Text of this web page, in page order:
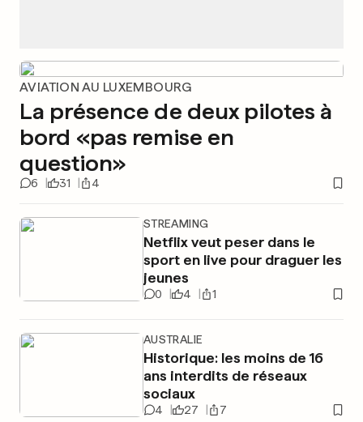
AVIATION AU LUXEMBOURG
La présence de deux pilotes à
bord «pas remise en
question»
6 31 4
STREAMING
Netflix veut peser dans le
sport en live pour draguer les
jeunes
0 4 1
AUSTRALIE
Historique: les moins de 16
ans interdits de réseaux
sociaux
4 27 7